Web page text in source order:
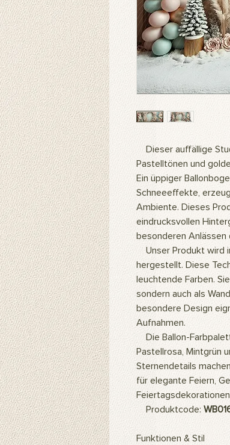
Dieser auffällige
Pastelltönen und
Ein üppiger
Schneeeffekte,
Ambiente. Dieses
eindrucksvollen
besonderen Anlässen
Unser Produkt wird
hergestellt. Diese
leuchtende Farben.
sondern auch als
besondere Design
Aufnahmen.
Die Ballon-
Pastellrosa, Mintgrün
Sternendetails
für elegante Feiern,
Produktcode:
Funktionen & Stil